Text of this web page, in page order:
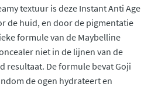
textuur is deze Instant Anti Age
de huid, en door de pigmentatie
formule van de Maybelline
niet in de lijnen van de
resultaat. De formule bevat Goji
de ogen hydrateert en